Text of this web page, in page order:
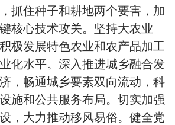
抓住种子和耕地两个要害，加
核心技术攻关。坚持大农业
极发展特色农业和农产品加工
化水平。深入推进城乡融合发
，畅通城乡要素双向流动，科
施和公共服务布局。切实加强
，大力推动移风易俗。健全党